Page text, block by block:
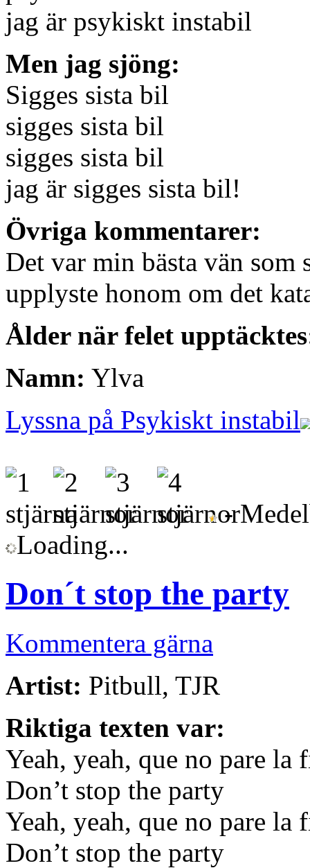
jag är psykiskt instabil
Men jag sjöng:
Sigges sista bil
sigges sista bil
sigges sista bil
jag är sigges sista bil!
Övriga kommentarer:
Det var min bästa vän
upplyste honom om det
Ålder när felet
Namn: Ylva
Lyssna på Psykiskt instabil
-
Loading...
Don´t stop the party
Kommentera gärna
Artist: Pitbull, TJR
Riktiga texten var:
Yeah, yeah, que no pare la
Don’t stop the party
Yeah, yeah, que no pare la
Don’t stop the party